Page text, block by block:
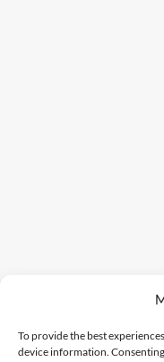
To provide the best
device information.